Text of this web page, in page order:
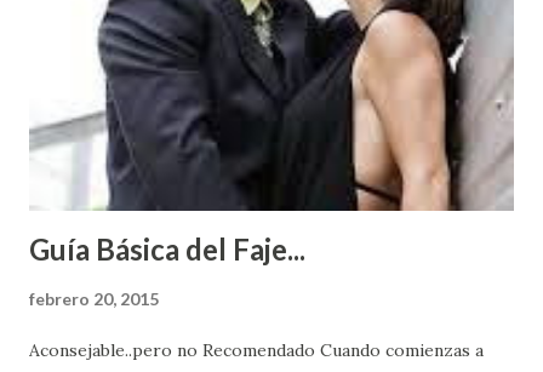
Guía Básica del Faje...
febrero 20, 2015
Aconsejable..pero no Recomendado Cuando comienzas a